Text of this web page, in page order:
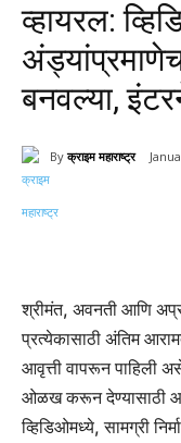
व्हायरल:
बनवल्या,
By क्राइम महाराष्ट्र
श्रीमंत, अवनती आणि
प्रत्येकासाठी अंतिम
आवृत्ती वापरून पाहिली
ओळख करून देण्यासाठी
व्हिडिओमध्ये, सामग्री